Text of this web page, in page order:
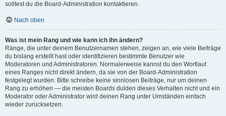
solltest du die Board-Administration kontaktieren.
Nach oben
Was ist mein Rang und wie kann ich ihn ändern?
Ränge, die unter deinem Benutzernamen stehen, zeigen an, wie viele Beiträge
du bislang erstellt hast oder identifizieren bestimmte Benutzer wie
Moderatoren und Administratoren. Normalerweise kannst du den Wortlaut
eines Ranges nicht direkt ändern, da sie von der Board-Administration
festgelegt wurden. Bitte schreibe keine sinnlosen Beiträge, nur um deinen
Rang zu erhöhen — die meisten Boards dulden dieses Verhalten nicht und ein
Moderator oder Administrator wird deinen Rang unter Umständen einfach
wieder zurücksetzen.